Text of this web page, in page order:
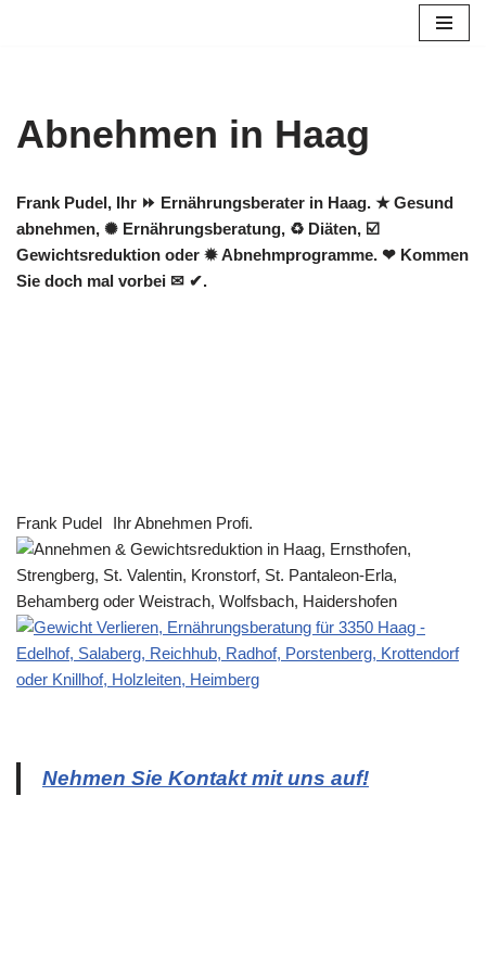
Abnehmen in Haag
Frank Pudel, Ihr ⏩ Ernährungsberater in Haag. ★ Gesund
abnehmen, ✺ Ernährungsberatung, ♻ Diäten, ☑️
Gewichtsreduktion oder ✹ Abnehmprogramme. ❤ Kommen
Sie doch mal vorbei ✉ ✔.
Frank Pudel Ihr Abnehmen Profi.
Nehmen Sie Kontakt mit uns auf!